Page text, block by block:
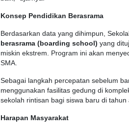
Konsep Pendidikan Berasrama
Berdasarkan data yang dihimpun,
berasrama (boarding school) yang
miskin ekstrem. Program ini akan
SMA.
Sebagai langkah percepatan sebelum
menggunakan fasilitas gedung di
sekolah rintisan bagi siswa baru di tahun
Harapan Masyarakat